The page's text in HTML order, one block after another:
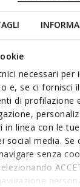
necessari per
e, se ci fornisci
di profilazione
in linea con le
social media. Se
senza
un look activo y
y Disney. En
presenta
luces integradas
fans de las
estampado y